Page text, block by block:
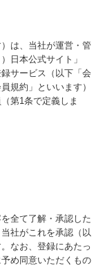
は、当社が運営・管
日本公式サイト」
サービス（以下「会
規約」といいます）
第1条で定義しま
全て了解・承認した
社がこれを承認（以
なお、登録にあたっ
め同意いただくもの